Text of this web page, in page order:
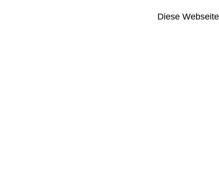
Diese